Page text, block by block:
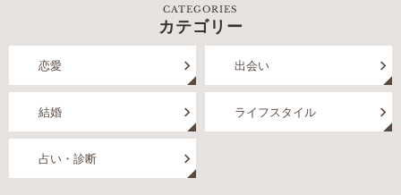
CATEGORIES
カテゴリー
恋愛 出会い
結婚 ライフスタイル
占い・診断